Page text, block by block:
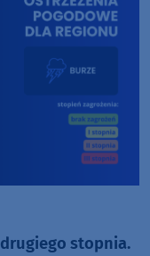
stopnia.